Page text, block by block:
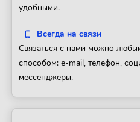
удобными.
Всегда на связи
Связаться с нами можно
способом: e-mail, телефон,
мессенджеры.